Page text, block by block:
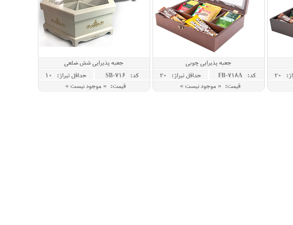
20
جعبه پذیرایی چوبی
کد: FB-718A
حداقل تيراژ: 20
قیمت: « موجود نیست »
جعبه پذیرایی شش ضلعی
کد: SB-716
حداقل تيراژ: 10
قیمت: « موجود نیست »